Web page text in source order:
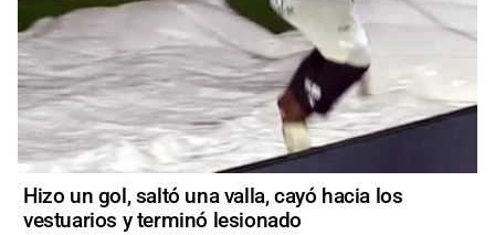
Hizo un gol, saltó una valla, cayó hacia los
vestuarios y terminó lesionado